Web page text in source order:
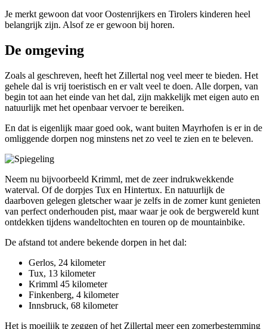
Je merkt gewoon dat voor Oostenrijkers en Tirolers kinderen heel
belangrijk zijn. Alsof ze er gewoon bij horen.
De omgeving
Zoals al geschreven, heeft het Zillertal nog veel meer te bieden. Het
gehele dal is vrij toeristisch en er valt veel te doen. Alle dorpen, van
begin tot aan het einde van het dal, zijn makkelijk met eigen auto en
natuurlijk met het openbaar vervoer te bereiken.
En dat is eigenlijk maar goed ook, want buiten Mayrhofen is er in de
omliggende dorpen nog minstens net zo veel te zien en te beleven.
Neem nu bijvoorbeeld Krimml, met de zeer indrukwekkende
waterval. Of de dorpjes Tux en Hintertux. En natuurlijk de
daarboven gelegen gletscher waar je zelfs in de zomer kunt genieten
van perfect onderhouden pist, maar waar je ook de bergwereld kunt
ontdekken tijdens wandeltochten en touren op de mountainbike.
De afstand tot andere bekende dorpen in het dal:
Gerlos, 24 kilometer
Tux, 13 kilometer
Krimml 45 kilometer
Finkenberg, 4 kilometer
Innsbruck, 68 kilometer
Het is moeilijk te zeggen of het Zillertal meer een zomerbestemming